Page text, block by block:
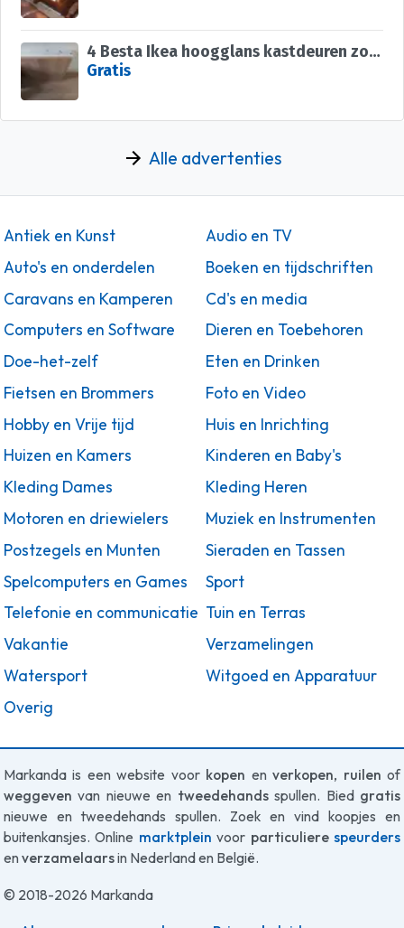
4 Besta Ikea hoogglans kastdeuren zonder deurbeslag
Gratis
Alle advertenties
Antiek en Kunst
Audio en TV
Auto's en onderdelen
Boeken en tijdschriften
Caravans en Kamperen
Cd's en media
Computers en Software
Dieren en Toebehoren
Doe-het-zelf
Eten en Drinken
Fietsen en Brommers
Foto en Video
Hobby en Vrije tijd
Huis en Inrichting
Huizen en Kamers
Kinderen en Baby's
Kleding Dames
Kleding Heren
Motoren en driewielers
Muziek en Instrumenten
Postzegels en Munten
Sieraden en Tassen
Spelcomputers en Games
Sport
Telefonie en communicatie Tuin en Terras
Vakantie
Verzamelingen
Watersport
Witgoed en Apparatuur
Overig
Markanda is een website voor kopen enverkopen, ruilen of
weggeven van nieuwe en tweedehandsspullen. Bied gratis
nieuwe en tweedehands spullen. Zoek en vind koopjes en
buitenkansjes. Online marktplein voor particulierespeurders
en verzamelaarsin Nederland en België.
© 2018-2026 Markanda